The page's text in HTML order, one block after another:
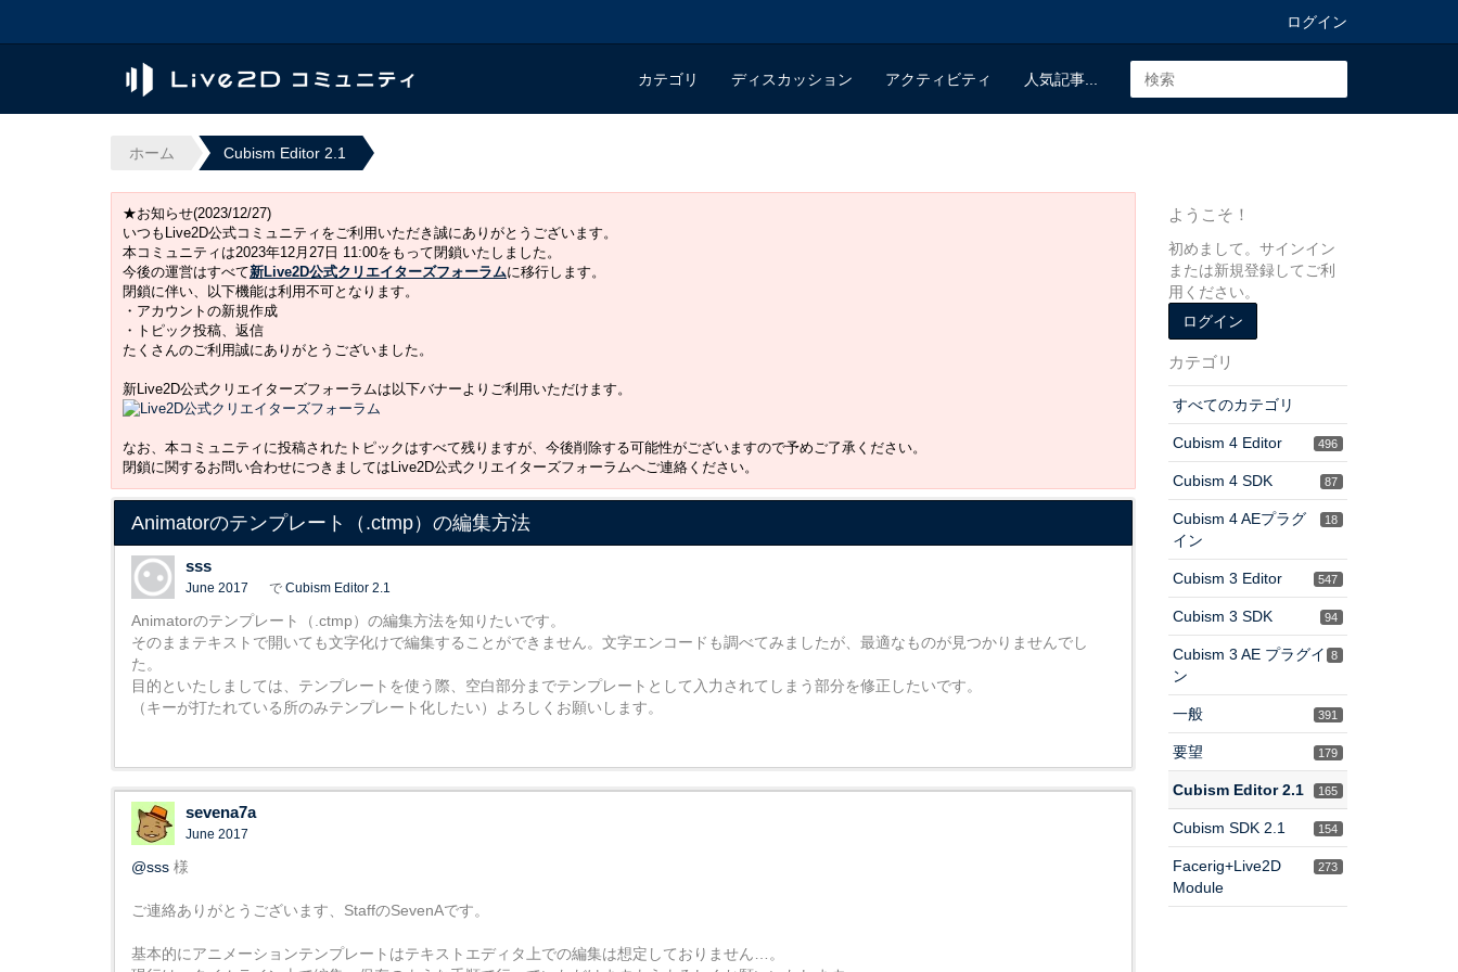
ログイン
カテゴリ ディスカッション アクティビティ 人気記事...
ホーム Cubism Editor 2.1
★お知らせ(2023/12/27)
いつもLive2D公式コミュニティをご利用いただき誠にありがとうございます。
本コミュニティは2023年12月27日 11:00をもって閉鎖いたしました。
今後の運営はすべて新Live2D公式クリエイターズフォーラムに移行します。
閉鎖に伴い、以下機能は利用不可となります。
・アカウントの新規作成
・トピック投稿、返信
たくさんのご利用誠にありがとうございました。
新Live2D公式クリエイターズフォーラムは以下バナーよりご利用いただけます。
なお、本コミュニティに投稿されたトピックはすべて残りますが、今後削除する可能性がございますので予めご了承ください。
閉鎖に関するお問い合わせにつきましてはLive2D公式クリエイターズフォーラムへご連絡ください。
Animatorのテンプレート（.ctmp）の編集方法
sss
June 2017 で Cubism Editor 2.1
Animatorのテンプレート（.ctmp）の編集方法を知りたいです。
そのままテキストで開いても文字化けで編集することができません。文字エンコードも調べてみましたが、最適なものが見つかりませんでし
た。
目的といたしましては、テンプレートを使う際、空白部分までテンプレートとして入力されてしまう部分を修正したいです。
（キーが打たれている所のみテンプレート化したい）よろしくお願いします。
sevena7a
June 2017
@sss 様
ご連絡ありがとうございます、StaffのSevenAです。
基本的にアニメーションテンプレートはテキストエディタ上での編集は想定しておりません…。
ようこそ！
初めまして。サインイン
または新規登録してご利
用ください。
ログイン
カテゴリ
すべてのカテゴリ
496
Cubism 4 Editor
87
Cubism 4 SDK
18
Cubism 4 AEプラグ
イン
547
Cubism 3 Editor
94
Cubism 3 SDK
8
Cubism 3 AE プラグイ
ン
391
一般
179
要望
165
Cubism Editor 2.1
154
Cubism SDK 2.1
273
Facerig+Live2D
Module